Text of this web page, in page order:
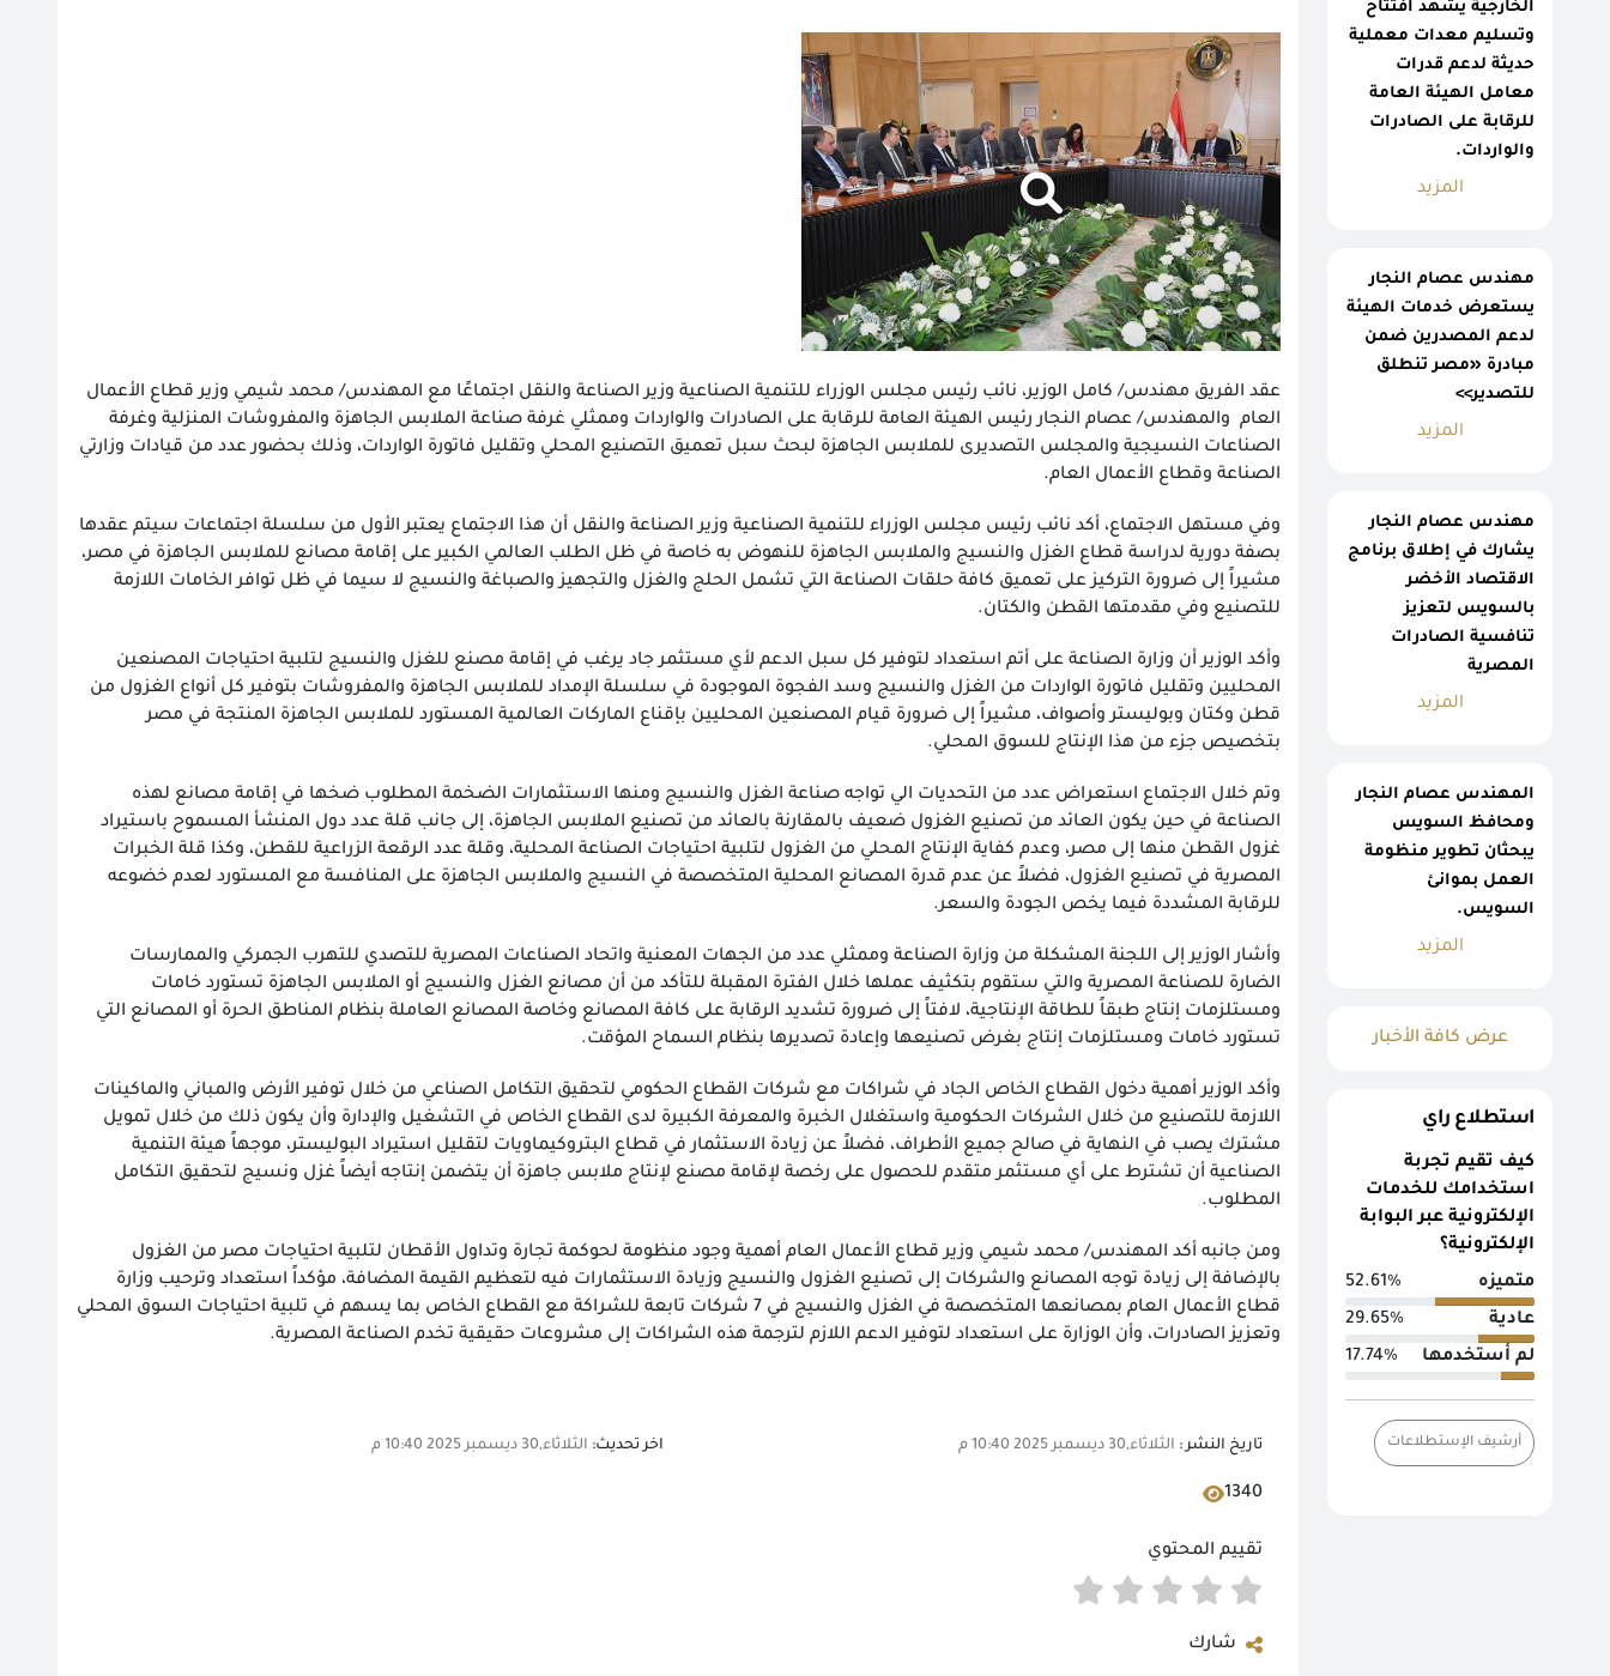
الخارجية يشهد افتتاح
وتسليم معدات معملية
حديثة لدعم قدرات
معامل الهيئة العامة
للرقابة على الصادرات
والواردات.
المزيد
مهندس عصام النجار
يستعرض خدمات الهيئة
لدعم المصدرين ضمن
مبادرة «مصر تنطلق
للتصدير>>
المزيد
مهندس عصام النجار
يشارك في إطلاق برنامج
الاقتصاد الأخضر
بالسويس لتعزيز
تنافسية الصادرات
المصرية
المزيد
المهندس عصام النجار
ومحافظ السويس
يبحثان تطوير منظومة
العمل بموانئ
السويس.
المزيد
عرض كافة الأخبار
استطلاع راي
كيف تقيم تجربة
استخدامك للخدمات
الإلكترونية عبر البوابة
الإلكترونية؟
متميزه
52.61%
عادية
29.65%
لم أستخدمها
17.74%
أرشيف الإستطلاعات
عقد الفريق مهندس/ كامل الوزير، نائب رئيس مجلس الوزراء للتنمية الصناعية وزير الصناعة والنقل اجتماعًا مع المهندس/ محمد شيمي وزير قطاع الأعمال
العام والمهندس/ عصام النجار رئيس الهيئة العامة للرقابة على الصادرات والواردات وممثلي غرفة صناعة الملابس الجاهزة والمفروشات المنزلية وغرفة
الصناعات النسيجية والمجلس التصديرى للملابس الجاهزة لبحث سبل تعميق التصنيع المحلي وتقليل فاتورة الواردات، وذلك بحضور عدد من قيادات وزارتي
الصناعة وقطاع الأعمال العام.
وفي مستهل الاجتماع، أكد نائب رئيس مجلس الوزراء للتنمية الصناعية وزير الصناعة والنقل أن هذا الاجتماع يعتبر الأول من سلسلة اجتماعات سيتم عقدها
بصفة دورية لدراسة قطاع الغزل والنسيج والملابس الجاهزة للنهوض به خاصة في ظل الطلب العالمي الكبير على إقامة مصانع للملابس الجاهزة في مصر،
مشيراً إلى ضرورة التركيز على تعميق كافة حلقات الصناعة التي تشمل الحلج والغزل والتجهيز والصباغة والنسيج لا سيما في ظل توافر الخامات اللازمة
للتصنيع وفي مقدمتها القطن والكتان.
وأكد الوزير أن وزارة الصناعة على أتم استعداد لتوفير كل سبل الدعم لأي مستثمر جاد يرغب في إقامة مصنع للغزل والنسيج لتلبية احتياجات المصنعين
المحليين وتقليل فاتورة الواردات من الغزل والنسيج وسد الفجوة الموجودة في سلسلة الإمداد للملابس الجاهزة والمفروشات بتوفير كل أنواع الغزول من
قطن وكتان وبوليستر وأصواف، مشيراً إلى ضرورة قيام المصنعين المحليين بإقناع الماركات العالمية المستورد للملابس الجاهزة المنتجة في مصر
بتخصيص جزء من هذا الإنتاج للسوق المحلي.
وتم خلال الاجتماع استعراض عدد من التحديات الي تواجه صناعة الغزل والنسيج ومنها الاستثمارات الضخمة المطلوب ضخها في إقامة مصانع لهذه
الصناعة في حين يكون العائد من تصنيع الغزول ضعيف بالمقارنة بالعائد من تصنيع الملابس الجاهزة، إلى جانب قلة عدد دول المنشأ المسموح باستيراد
غزول القطن منها إلى مصر، وعدم كفاية الإنتاج المحلي من الغزول لتلبية احتياجات الصناعة المحلية، وقلة عدد الرقعة الزراعية للقطن، وكذا قلة الخبرات
المصرية في تصنيع الغزول، فضلاً عن عدم قدرة المصانع المحلية المتخصصة في النسيج والملابس الجاهزة على المنافسة مع المستورد لعدم خضوعه
للرقابة المشددة فيما يخص الجودة والسعر.
وأشار الوزير إلى اللجنة المشكلة من وزارة الصناعة وممثلي عدد من الجهات المعنية واتحاد الصناعات المصرية للتصدي للتهرب الجمركي والممارسات
الضارة للصناعة المصرية والتي ستقوم بتكثيف عملها خلال الفترة المقبلة للتأكد من أن مصانع الغزل والنسيج أو الملابس الجاهزة تستورد خامات
ومستلزمات إنتاج طبقاً للطاقة الإنتاجية، لافتاً إلى ضرورة تشديد الرقابة على كافة المصانع وخاصة المصانع العاملة بنظام المناطق الحرة أو المصانع التي
تستورد خامات ومستلزمات إنتاج بغرض تصنيعها وإعادة تصديرها بنظام السماح المؤقت.
وأكد الوزير أهمية دخول القطاع الخاص الجاد في شراكات مع شركات القطاع الحكومي لتحقيق التكامل الصناعي من خلال توفير الأرض والمباني والماكينات
اللازمة للتصنيع من خلال الشركات الحكومية واستغلال الخبرة والمعرفة الكبيرة لدى القطاع الخاص في التشغيل والإدارة وأن يكون ذلك من خلال تمويل
مشترك يصب في النهاية في صالح جميع الأطراف، فضلاً عن زيادة الاستثمار في قطاع البتروكيماويات لتقليل استيراد البوليستر، موجهاً هيئة التنمية
الصناعية أن تشترط على أي مستثمر متقدم للحصول على رخصة لإقامة مصنع لإنتاج ملابس جاهزة أن يتضمن إنتاجه أيضاً غزل ونسيج لتحقيق التكامل
المطلوب.
ومن جانبه أكد المهندس/ محمد شيمي وزير قطاع الأعمال العام أهمية وجود منظومة لحوكمة تجارة وتداول الأقطان لتلبية احتياجات مصر من الغزول
بالإضافة إلى زيادة توجه المصانع والشركات إلى تصنيع الغزول والنسيج وزيادة الاستثمارات فيه لتعظيم القيمة المضافة، مؤكداً استعداد وترحيب وزارة
قطاع الأعمال العام بمصانعها المتخصصة في الغزل والنسيج في 7 شركات تابعة للشراكة مع القطاع الخاص بما يسهم في تلبية احتياجات السوق المحلي
وتعزيز الصادرات، وأن الوزارة على استعداد لتوفير الدعم اللازم لترجمة هذه الشراكات إلى مشروعات حقيقية تخدم الصناعة المصرية.
تاريخ النشر : الثلاثاء,30 ديسمبر 2025 10:40 م اخر تحديث: الثلاثاء,30 ديسمبر 2025 10:40 م
1340
تقييم المحتوي
شارك